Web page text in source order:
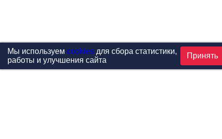
Мы используем cookiesдля сбора статистики,
работы и улучшения сайта
Принять